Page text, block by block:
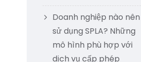
Doanh nghiệp nào nên
sử dụng SPLA? Những
mô hình phù hợp với
dịch vụ cấp phép